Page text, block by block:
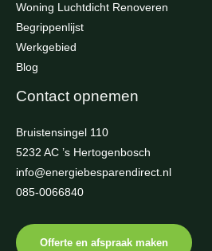
Woning Luchtdicht Renoveren
Begrippenlijst
Werkgebied
Blog
Contact opnemen
Bruistensingel 110
5232 AC ’s Hertogenbosch
info@energiebesparendirect.nl
085-0066840
Offerte en afspraak maken